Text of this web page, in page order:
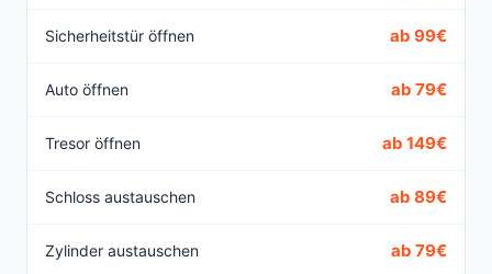
Sicherheitstür öffnen ab 99€
Auto öffnen ab 79€
Tresor öffnen ab 149€
Schloss austauschen ab 89€
Zylinder austauschen ab 79€